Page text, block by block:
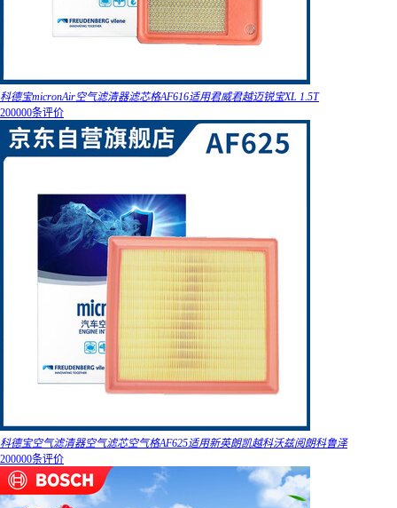
科德宝micronAir空气滤清器滤芯格AF616适用君威君越迈锐宝XL 1.5T
200000条评价
科德宝空气滤清器空气滤芯空气格AF625适用新英朗凯越科沃兹阅朗科鲁泽
200000条评价